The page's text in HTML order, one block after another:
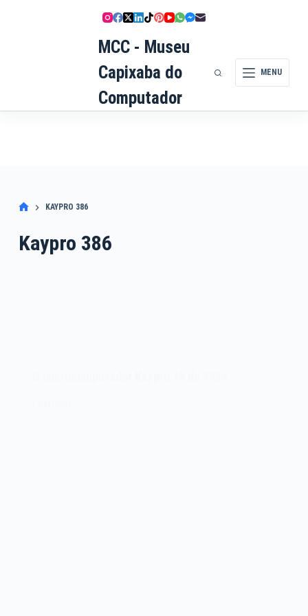
MCC - Museu
Capixaba do
Computador
MENU
KAYPRO 386
Kaypro 386